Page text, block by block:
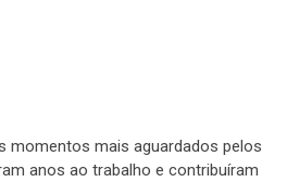
momentos mais aguardados pelos
anos ao trabalho e contribuíram